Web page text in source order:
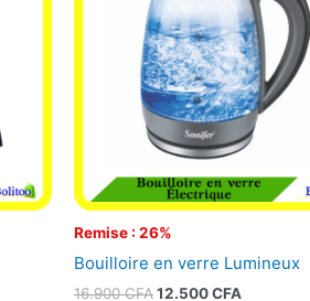
Remise : 26%
Bouilloire en verre Lumineux
16.900CFA
16.900 CFA.
12.500CFA
12.500